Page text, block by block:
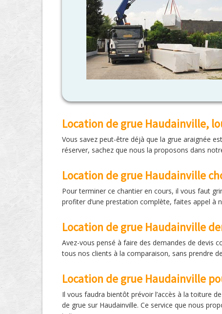
Location de grue Haudainville,
Vous savez peut-être déjà que la grue araignée
réserver, sachez que nous la proposons dans
Location de grue Haudainville
Pour terminer ce chantier en cours, il vous faut
profiter d’une prestation complète, faites appel à
Location de grue Haudainville
Avez-vous pensé à faire des demandes de devis
tous nos clients à la comparaison, sans prendre
Location de grue Haudainville
Il vous faudra bientôt prévoir l’accès à la toiture
de grue sur Haudainville. Ce service que nous